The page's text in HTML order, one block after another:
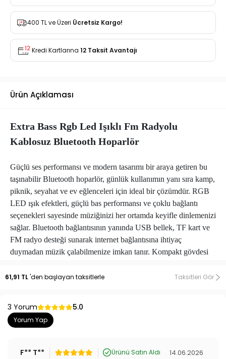
400 TL ve Üzeri Ücretsiz Kargo!
Kredi Kartlarına 12 Taksit Avantajı
Ürün Açıklaması
Extra Bass Rgb Led Işıklı Fm Radyolu
Kablosuz Bluetooth Hoparlör
Güçlü ses performansı ve modern tasarımı bir araya getiren bu
taşınabilir Bluetooth hoparlör, günlük kullanımın yanı sıra kamp,
piknik, seyahat ve ev eğlenceleri için ideal bir çözümdür. RGB
LED ışık efektleri, güçlü bas performansı ve çoklu bağlantı
seçenekleri sayesinde müziğinizi her ortamda keyifle dinlemenizi
sağlar. Bluetooth bağlantısının yanında USB bellek, TF kart ve
FM radyo desteği sunarak internet bağlantısına ihtiyaç
duymadan müzik çalabilmenize imkan tanır. Kompakt gövdesi
özgürlüğü sunar.
Extra Bass teknolojisi ile güçlü ve derin bas performansı
Net ve dengeli ses kalitesi
Kablosuz Bluetooth bağlantısı
61,91 TL'den başlayan taksitlerle Taksitleri Gör
3 Yorum 5.0
Yorum Yap
F** T** Ürünü Satın Aldı 14.06.2026